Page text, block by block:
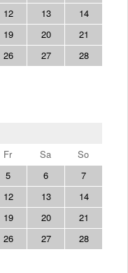
12 13
14
19 20
21
26 27 28
Fr Sa
So
5 6
7
12 13
14
19 20
21
26 27
28